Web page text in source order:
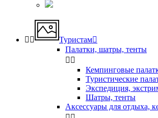
  Туристам
Палатки, шатры, тенты
 
Кемпинговые
Туристические
Экспедиция,
Шатры, тенты
Аксессуары для отдыха,